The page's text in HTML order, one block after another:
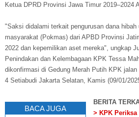
Ketua DPRD Provinsi Jawa Timur 2019–2024
"Saksi didalami terkait pengurusan dana hibah
masyarakat (Pokmas) dari APBD Provinsi
2022 dan kepemilikan aset mereka", ungkap
Penindakan dan Kelembagaan KPK Tessa
dikonfirmasi di Gedung Merah Putih KPK
4 Setiabudi Jakarta Selatan, Kamis (09/01/
BACA JUGA
BERITA
> KPK Periksa